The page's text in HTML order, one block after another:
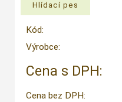
Kód:
Výrobce:
Cena s DPH:
Cena bez DPH: